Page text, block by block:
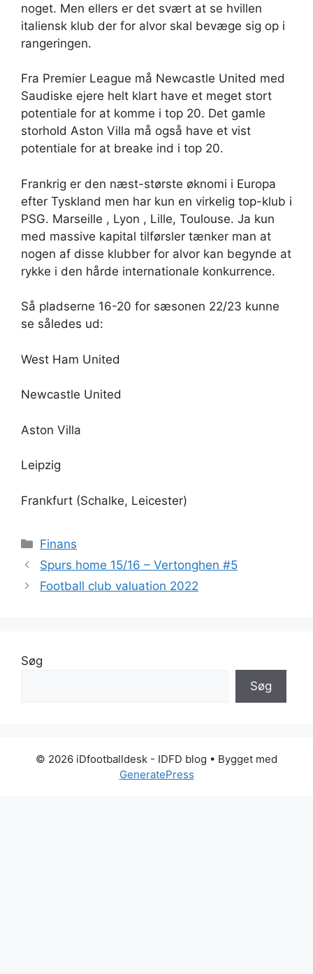
noget. Men ellers er det svært at se hvillen
italiensk klub der for alvor skal bevæge sig op i
rangeringen.
Fra Premier League må Newcastle United med
Saudiske ejere helt klart have et meget stort
potentiale for at komme i top 20. Det gamle
storhold Aston Villa må også have et vist
potentiale for at breake ind i top 20.
Frankrig er den næst-største øknomi i Europa
efter Tyskland men har kun en virkelig top-klub i
PSG. Marseille , Lyon , Lille, Toulouse. Ja kun
med massive kapital tilførsler tænker man at
nogen af disse klubber for alvor kan begynde at
rykke i den hårde internationale konkurrence.
Så pladserne 16-20 for sæsonen 22/23 kunne
se således ud:
West Ham United
Newcastle United
Aston Villa
Leipzig
Frankfurt (Schalke, Leicester)
Kategorier
Finans
Spurs home 15/16 – Vertonghen #5
Football club valuation 2022
Søg
Søg
© 2026 iDfootballdesk - IDFD blog • Bygget med
GeneratePress